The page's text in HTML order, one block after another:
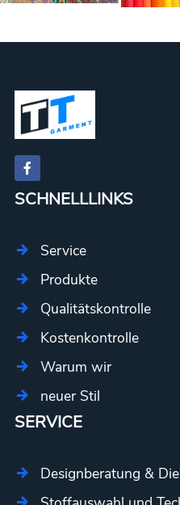
SCHNELLLINKS
Service
Produkte
Qualitätskontrolle
Kostenkontrolle
Warum wir
neuer Stil
SERVICE
Designberatung &